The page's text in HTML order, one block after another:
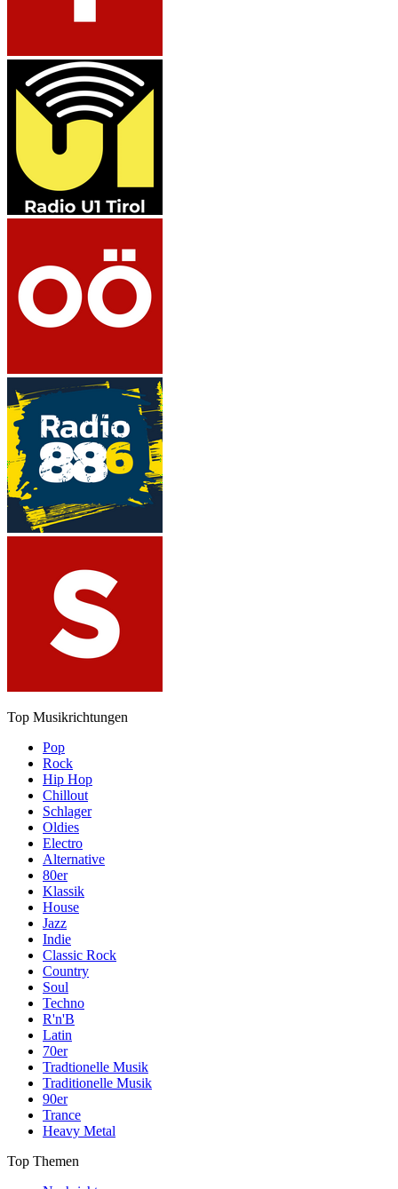
Top Musikrichtungen
Pop
Rock
Hip Hop
Chillout
Schlager
Oldies
Electro
Alternative
80er
Klassik
House
Jazz
Indie
Classic Rock
Country
Soul
Techno
R'n'B
Latin
70er
Tradtionelle Musik
Traditionelle Musik
90er
Trance
Heavy Metal
Top Themen